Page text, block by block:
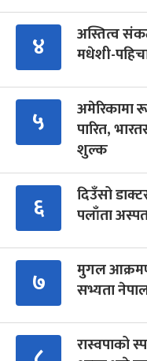
४
अस्तित्व
मधेशी-
५
अमेरिकामा
पारित,
शुल्क
६
दिउँसो
पलाँता
७
मुगल
सभ्यता
रास्वपाको